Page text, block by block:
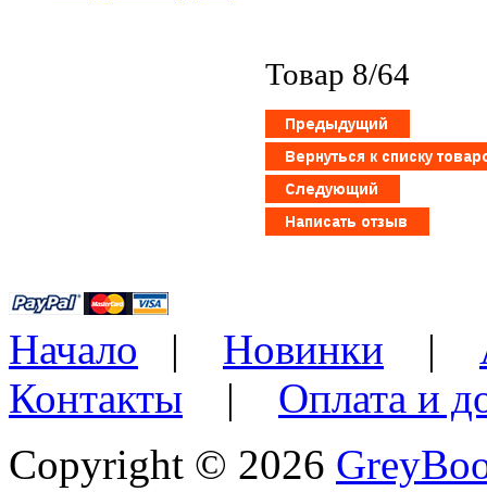
Товар 8/64
Начало | Новинки |
Контакты | Оплата и
Copyright © 2026